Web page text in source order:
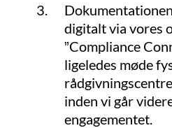
digitalt via vores
”Compliance
ligeledes møde
inden vi går
engagementet.